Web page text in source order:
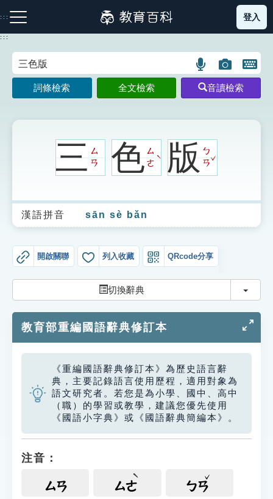
到
主
:::
注音索引圖示 筆畫索引圖示 部首索引表圖示
生字詞彙表
成語故事
索引選單
單字索引
生命大百科索引
遊戲專區
教學應用
貓頭鷹博士
登入
:::
語
言
搜
示
圖
片
搜
開
鍵
圖
詞條檢索 全文檢索 音讀檢索
三ㄙ
ㄢ
色ㄙ
ㄜ
ˋ 版ㄅ
ㄢ
ˇ
漢語拼音 sān sè bǎn
開啟關聯 列入收藏 QRcode分享
切換辭典 切換
教育部重編國語辭典修訂本
《重編國語辭典修訂本》為歷史語言辭
典，主要記錄語言使用歷程，適用對象為
語文研究者。若您是為小學、國中、高中
（職）的學習或教學，建議您優先使用
《國語小字典》或《國語辭典簡編本》。
注音：
ㄙㄢ ㄙㄜ ㄅㄢ